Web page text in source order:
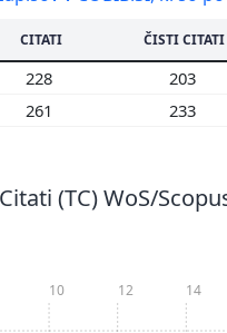
CITATI ČISTI CITATI
228 203
261 233
Citati (TC) WoS/
10 12 14